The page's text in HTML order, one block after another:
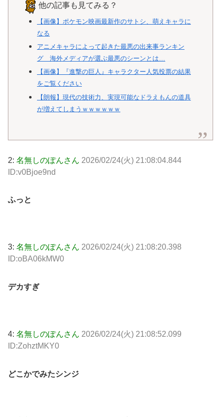
他の記事も見てみる？
【画像】ポケモン映画最新作のサトシ、萌えキャラに
なる
アニメキャラによって起きた最悪の出来事ランキン
グ 海外メディアが選ぶ最悪のシーンとは…
【画像】『進撃の巨人』キャラクター人気投票の結果
をご覧ください
【朗報】現代の技術力、実現可能なドラえもんの道具
が増えてしまうｗｗｗｗｗｗ
2: 名無しのぽんさん 2026/02/24(火) 21:08:04.844
ID:v0Bjoe9nd
ふっと
3: 名無しのぽんさん 2026/02/24(火) 21:08:20.398
ID:oBA06kMW0
デカすぎ
4: 名無しのぽんさん 2026/02/24(火) 21:08:52.099
ID:ZohztMKY0
どこかでみたシンジ